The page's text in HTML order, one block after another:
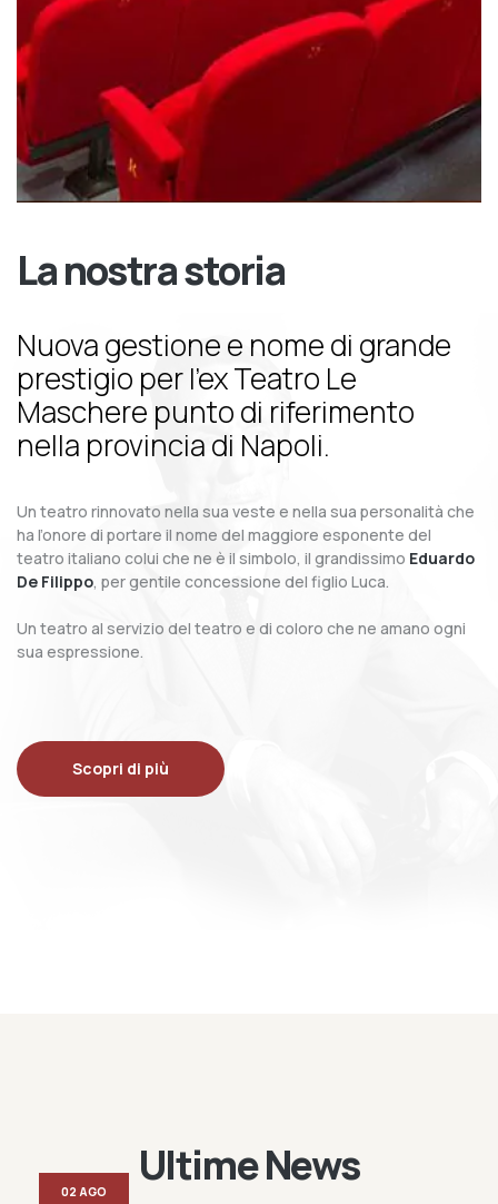
La nostra storia
Nuova gestione e nome di grande
prestigio per l’ex Teatro Le
Maschere punto di riferimento
nella provincia di Napoli.
Un teatro rinnovato nella sua veste e nella sua personalità che
ha l’onore di portare il nome del maggiore esponente del
teatro italiano colui che ne è il simbolo, il grandissimo Eduardo
De Filippo, per gentile concessione del figlio Luca.
Un teatro al servizio del teatro e di coloro che ne amano ogni
sua espressione.
Scopri di più
Ultime News
02 AGO